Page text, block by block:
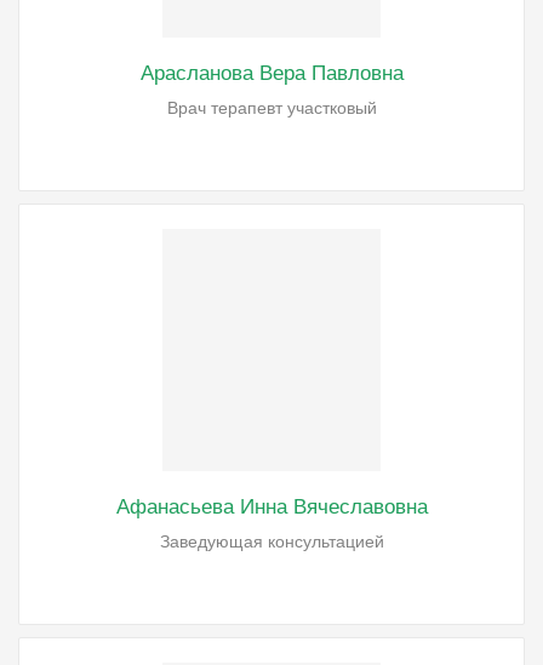
Арасланова Вера Павловна
Врач терапевт участковый
Афанасьева Инна Вячеславовна
Заведующая консультацией